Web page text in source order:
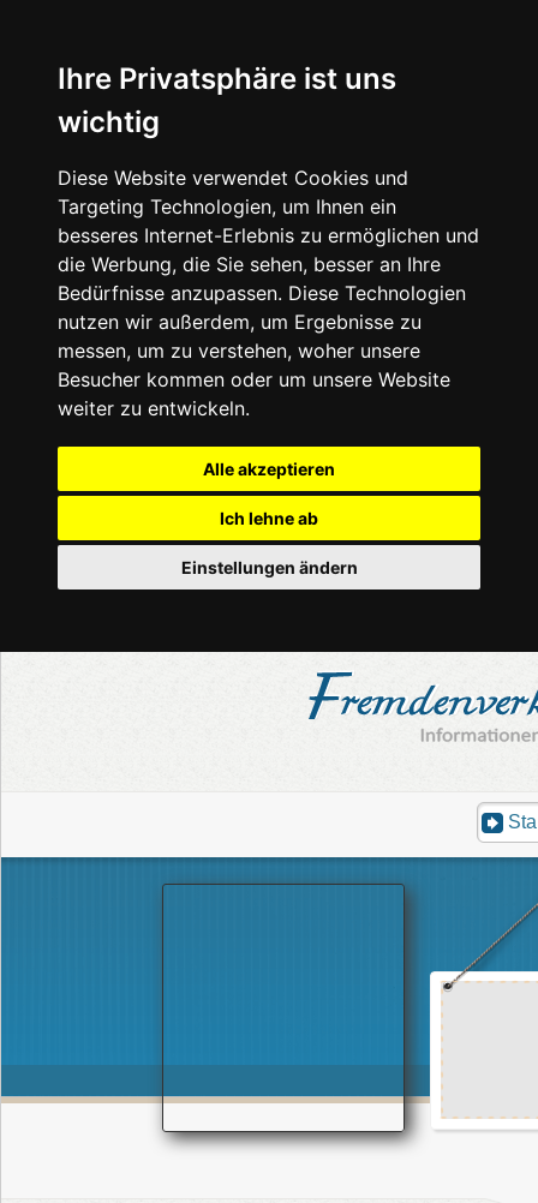
Ihre Privatsphäre ist uns
wichtig
Diese Website verwendet Cookies und
Targeting Technologien, um Ihnen ein
besseres Internet-Erlebnis zu ermöglichen und
die Werbung, die Sie sehen, besser an Ihre
Bedürfnisse anzupassen. Diese Technologien
nutzen wir außerdem, um Ergebnisse zu
messen, um zu verstehen, woher unsere
Besucher kommen oder um unsere Website
weiter zu entwickeln.
Alle akzeptieren
Ich lehne ab
Einstellungen ändern